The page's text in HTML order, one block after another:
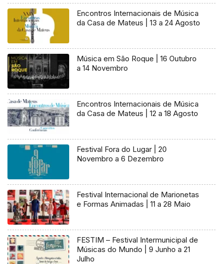
Encontros Internacionais de Música
da Casa de Mateus | 13 a 24 Agosto
Música em São Roque | 16 Outubro
a 14 Novembro
Encontros Internacionais de Música
da Casa de Mateus | 12 a 18 Agosto
Festival Fora do Lugar | 20
Novembro a 6 Dezembro
Festival Internacional de Marionetas
e Formas Animadas | 11 a 28 Maio
FESTIM – Festival Intermunicipal de
Músicas do Mundo | 9 Junho a 21
Julho